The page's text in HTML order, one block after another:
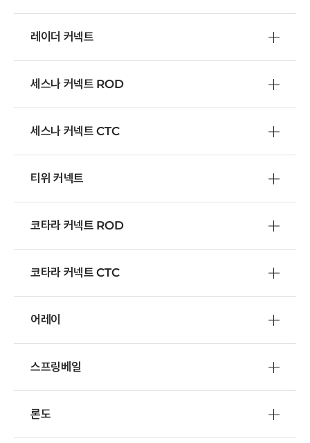
레이더 커넥트
세스나 커넥트 ROD
세스나 커넥트 CTC
티위 커넥트
코타라 커넥트 ROD
코타라 커넥트 CTC
어레이
스프링베일
론도